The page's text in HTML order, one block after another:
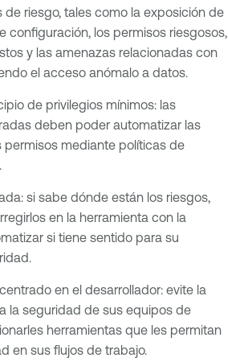
de riesgo, tales como la exposición de
configuración, los permisos riesgosos,
y las amenazas relacionadas con
el acceso anómalo a datos.
de privilegios mínimos: las
deben poder automatizar las
permisos mediante políticas de
si sabe dónde están los riesgos,
en la herramienta con la
si tiene sentido para su
en el desarrollador: evite la
la seguridad de sus equipos de
herramientas que les permitan
en sus flujos de trabajo.